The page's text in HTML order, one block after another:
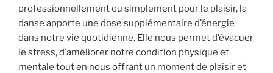
professionnellement ou simplement pour le plaisir, la
danse apporte une dose supplémentaire d’énergie
dans notre vie quotidienne. Elle nous permet d’évacuer
le stress, d’améliorer notre condition physique et
mentale tout en nous offrant un moment de plaisir et